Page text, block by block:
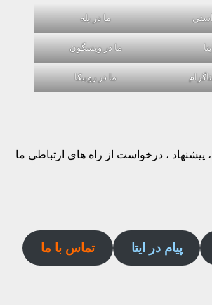
ما در بله
ما در ویسگون
ما در روبیکا
پیشنهاد ، درخواست از راه های ارتباطی ما
پیام در ایتا تماس با ما